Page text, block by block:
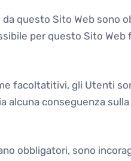
questo Sito Web sono
per questo Sito Web
facoltatitivi, gli Utenti
alcuna conseguenza
obbligatori, sono